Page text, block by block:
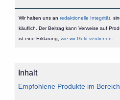
Wir halten uns an redaktionelle Integrität,
käuflich. Der Beitrag kann Verweise auf
ist eine Erklärung, wie wir Geld verdienen
Inhalt
Empfohlene Produkte im